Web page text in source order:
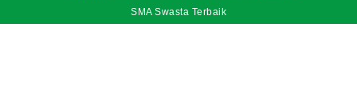
SMA Swasta Terbaik